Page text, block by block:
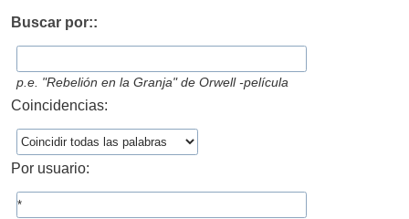
Buscar por::
p.e. "Rebelión en la Granja" de Orwell -película
Coincidencias:
Por usuario: